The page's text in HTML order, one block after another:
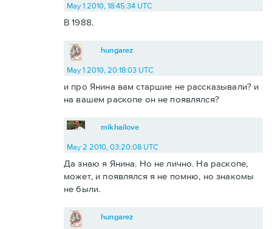
May 1 2010, 18:45:34 UTC
В 1988.
hungarez
May 1 2010, 20:18:03 UTC
и про Янина вам старшие не рассказывали? и
на вашем раскопе он не появлялся?
mikhailove
May 2 2010, 03:20:08 UTC
Да знаю я Янина. Но не лично. На раскопе,
может, и появлялся я не помню, но знакомы
не были.
hungarez